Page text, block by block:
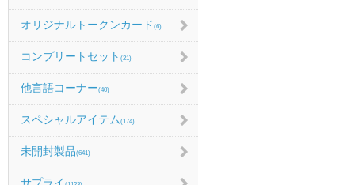
オリジナルトークンカード (6)
コンプリートセット (21)
他言語コーナー(40)
スペシャルアイテム (174)
未開封製品(641)